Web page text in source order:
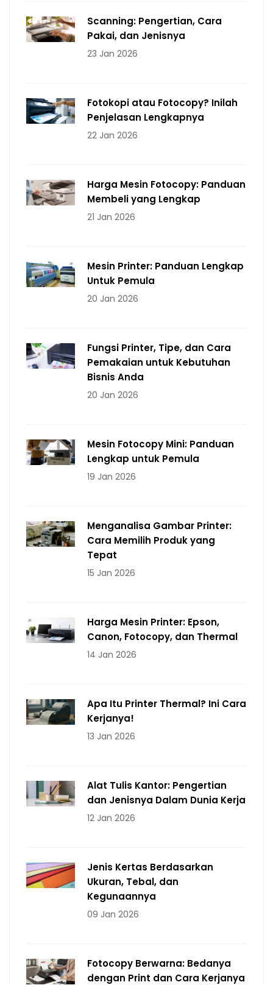
Scanning: Pengertian, Cara
Pakai, dan Jenisnya
23 Jan 2026
Fotokopi atau Fotocopy? Inilah
Penjelasan Lengkapnya
22 Jan 2026
Harga Mesin Fotocopy: Panduan
Membeli yang Lengkap
21 Jan 2026
Mesin Printer: Panduan Lengkap
Untuk Pemula
20 Jan 2026
Fungsi Printer, Tipe, dan Cara
Pemakaian untuk Kebutuhan
Bisnis Anda
20 Jan 2026
Mesin Fotocopy Mini: Panduan
Lengkap untuk Pemula
19 Jan 2026
Menganalisa Gambar Printer:
Cara Memilih Produk yang
Tepat
15 Jan 2026
Harga Mesin Printer: Epson,
Canon, Fotocopy, dan Thermal
14 Jan 2026
Apa Itu Printer Thermal? Ini Cara
Kerjanya!
13 Jan 2026
Alat Tulis Kantor: Pengertian
dan Jenisnya Dalam Dunia Kerja
12 Jan 2026
Jenis Kertas Berdasarkan
Ukuran, Tebal, dan
Kegunaannya
09 Jan 2026
Fotocopy Berwarna: Bedanya
dengan Print dan Cara Kerjanya